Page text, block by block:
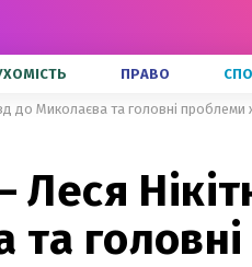
ПРАВО
до Миколаєва та головні проблеми
Леся
головні